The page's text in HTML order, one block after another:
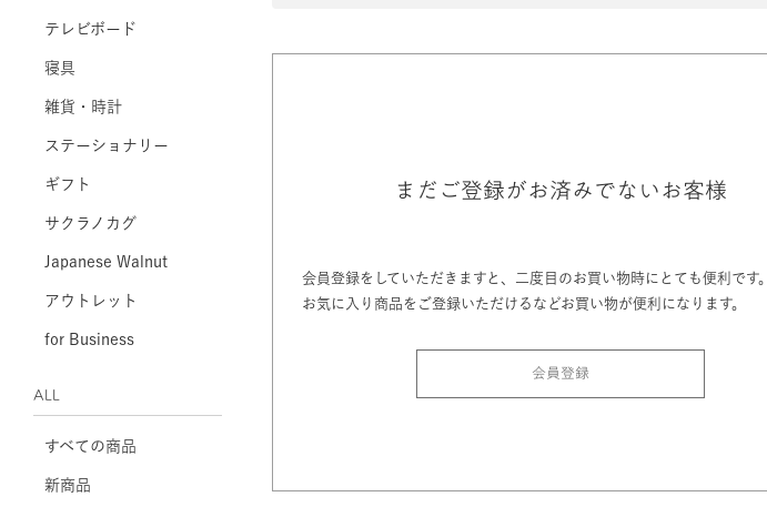
テレビボード
寝具
雑貨・時計
ステーショナリー
ギフト
サクラノカグ
Japanese Walnut
アウトレット
for Business
ALL
すべての商品
新商品
まだご登録がお済みでないお客様
会員登録をしていただきますと、二度目のお買い物時にとても便利です。
お気に入り商品をご登録いただけるなどお買い物が便利になります。
会員登録